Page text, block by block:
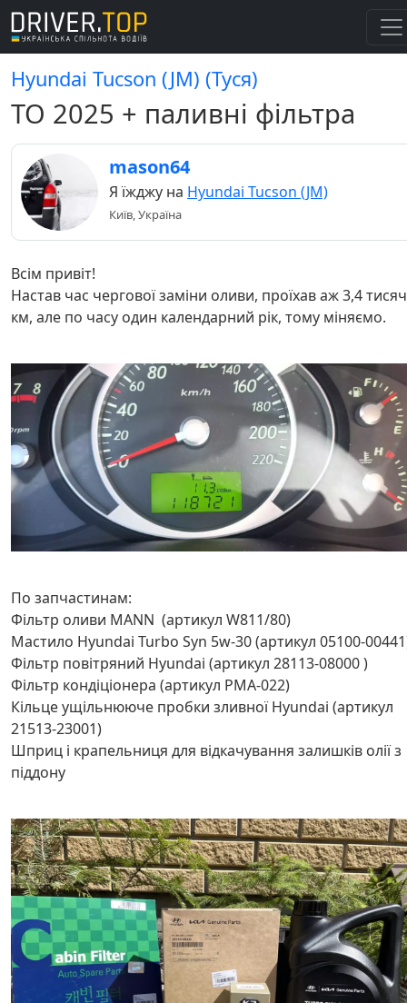
Hyundai Tucson (JM) (Туся)
ТО 2025 + паливні фільтра
mason64
Я їжджу на Hyundai Tucson (JM)
Київ, Україна
Всім привіт!
Настав час чергової заміни оливи, проїхав аж 3,4 тисяч
км, але по часу один календарний рік, тому міняємо.
По запчастинам:
Фільтр оливи MANN (артикул W811/80)
Мастило Hyundai Turbo Syn 5w-30 (артикул 05100-
Фільтр повітряний Hyundai (артикул 28113-08000 )
Фільтр кондіціонера (артикул PMА-022)
Кільце ущільнююче пробки зливної Hyundai (артикул
21513-23001)
Шприц і крапельниця для відкачування залишків олії з
піддону